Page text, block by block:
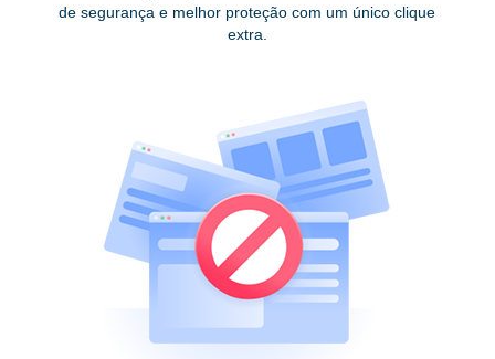
de segurança e melhor proteção com um único clique
extra.